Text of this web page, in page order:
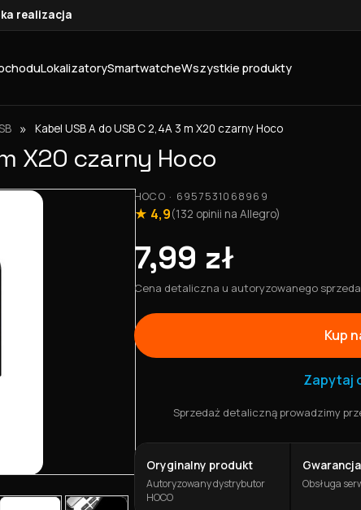
realizacja
LokalizatorySmartwatcheWszystkie produkty
» Kabel USB A do USB C 2,4A 3 m X20 czarny Hoco
X20 czarny Hoco
HOCO · 6957531068969
★ 4,9(132 opinii na Allegro)
7,99 zł
Cena detaliczna u autoryzowanego
Kup
Zapytaj
Sprzedaż detaliczną prowadzimy
Oryginalny produkt
Autoryzowany dystrybutor
HOCO
Obsługa